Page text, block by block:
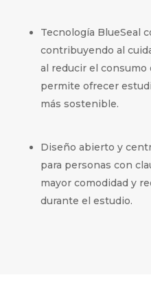
Tecnología BlueSeal
contribuyendo al
al reducir el consumo
permite ofrecer
más sostenible.
Diseño abierto y
para personas con
mayor comodidad y
durante el estudio.